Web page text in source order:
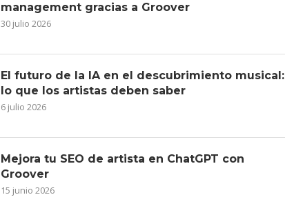
management gracias a Groover
30 julio 2026
El futuro de la IA en el descubrimiento musical:
lo que los artistas deben saber
6 julio 2026
Mejora tu SEO de artista en ChatGPT con
Groover
15 junio 2026